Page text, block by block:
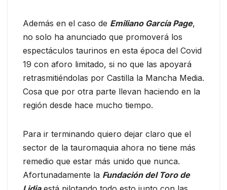
Además en el caso de Emiliano García Page,
no solo ha anunciado que promoverá los
espectáculos taurinos en esta época del Covid
19 con aforo limitado, si no que las apoyará
retrasmitiéndolas por Castilla la Mancha Media.
Cosa que por otra parte llevan haciendo en la
región desde hace mucho tiempo.
Para ir terminando quiero dejar claro que el
sector de la tauromaquia ahora no tiene más
remedio que estar más unido que nunca.
Afortunadamente la Fundación del Toro de